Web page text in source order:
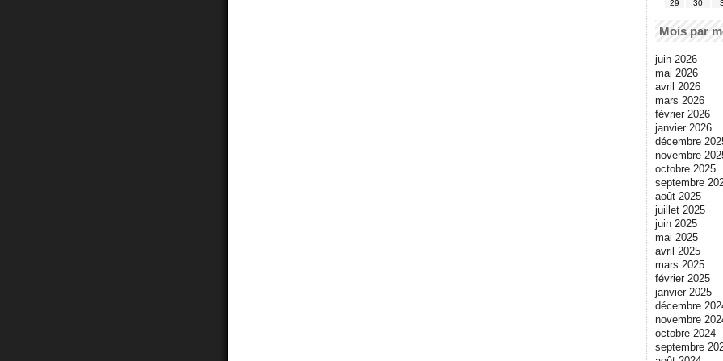
29
30
Mois par
juin 2026
mai 2026
avril 2026
mars 2026
février 2026
janvier 2026
décembre
novembre
octobre 2025
septembre
août 2025
juillet 2025
juin 2025
mai 2025
avril 2025
mars 2025
février 2025
janvier 2025
décembre
novembre
octobre 2024
septembre